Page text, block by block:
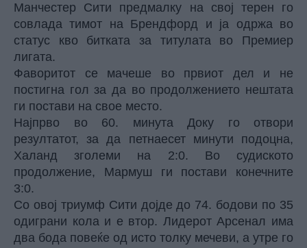
Манчестер Сити предмалку на свој терен го
совлада тимот на Брендфорд и ја одржа во
статус кво битката за титулата во Премиер
лигата.
Фаворитот се мачеше во првиот дел и не
постигна гол за да во продолжението нештата
ги постави на свое место.
Најпрво во 60. минута Доку го отвори
резултатот, за да петнаесет минути подоцна,
Халанд зголеми на 2:0. Во судиското
продолжение, Мармуш ги постави конечните
3:0.
Со овој триумф Сити дојде до 74. бодови по 35
одиграни кола и е втор. Лидерот Арсенал има
два бода повеќе од исто толку мечеви, а утре го